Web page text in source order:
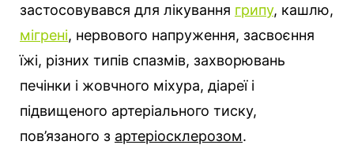
застосовувався для лікування грипу, кашлю,
мігрені, нервового напруження, засвоєння
їжі, різних типів спазмів, захворювань
печінки і жовчного міхура, діареї і
підвищеного артеріального тиску,
пов’язаного з артеріосклерозом.